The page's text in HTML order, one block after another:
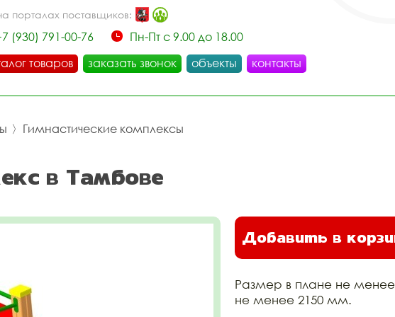
порталах поставщиков:
(930) 791-00-76
Пн-Пт с 9.00 до 18.00
товаров
заказать звонок объекты контакты
〉 Гимнастические комплексы
в Тамбове
Добавить в
Размер в плане не
не менее 2150 мм.